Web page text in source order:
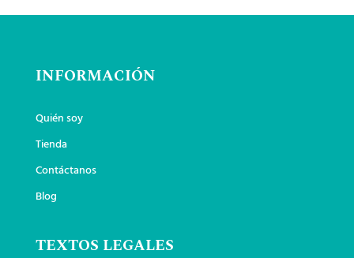
INFORMACIÓN
Quién soy
Tienda
Contáctanos
Blog
TEXTOS LEGALES